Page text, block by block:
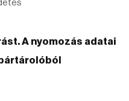
A nyomozás adatai